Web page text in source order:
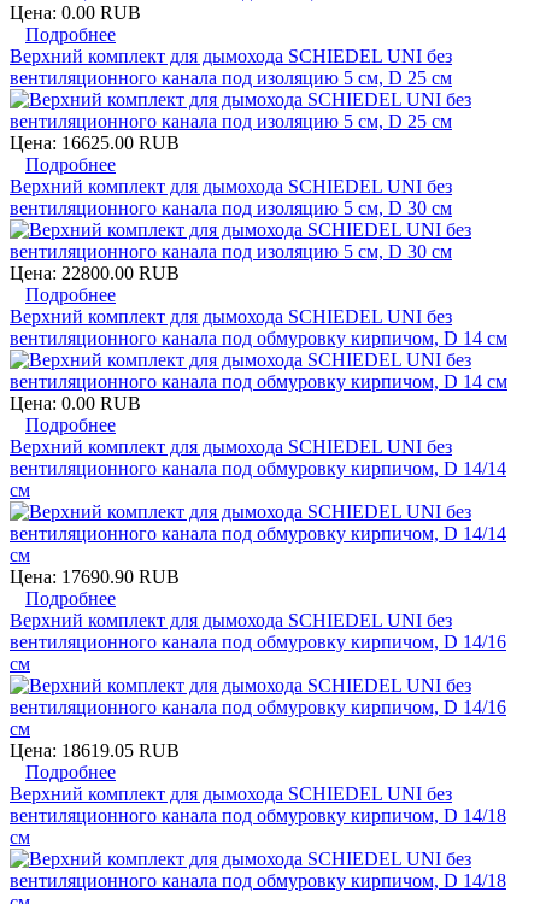
Цена: 0.00 RUB
Подробнее
Верхний комплект для дымохода SCHIEDEL UNI без
вентиляционного канала под изоляцию 5 см, D 25 см
Цена: 16625.00 RUB
Подробнее
Верхний комплект для дымохода SCHIEDEL UNI без
вентиляционного канала под изоляцию 5 см, D 30 см
Цена: 22800.00 RUB
Подробнее
Верхний комплект для дымохода SCHIEDEL UNI без
вентиляционного канала под обмуровку кирпичом, D 14 см
Цена: 0.00 RUB
Подробнее
Верхний комплект для дымохода SCHIEDEL UNI без
вентиляционного канала под обмуровку кирпичом, D 14/14
см
Цена: 17690.90 RUB
Подробнее
Верхний комплект для дымохода SCHIEDEL UNI без
вентиляционного канала под обмуровку кирпичом, D 14/16
см
Цена: 18619.05 RUB
Подробнее
Верхний комплект для дымохода SCHIEDEL UNI без
вентиляционного канала под обмуровку кирпичом, D 14/18
см